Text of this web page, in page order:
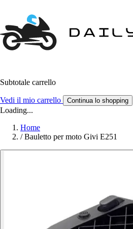
Subtotale carrello
Vedi il mio carrello Continua lo shopping
Loading...
Home
/ Bauletto per moto Givi E251